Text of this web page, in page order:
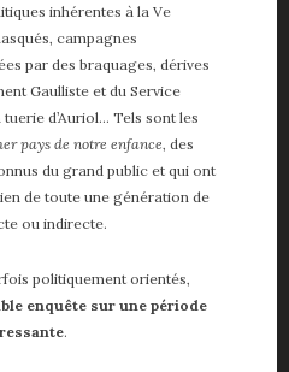
inhérentes à la Ve
campagnes
par des braquages, dérives
Gaulliste et du Service
d’Auriol… Tels sont les
pays de notre enfance , des
du grand public et qui ont
de toute une génération de
ou indirecte.
politiquement orientés,
enquête sur une période
.